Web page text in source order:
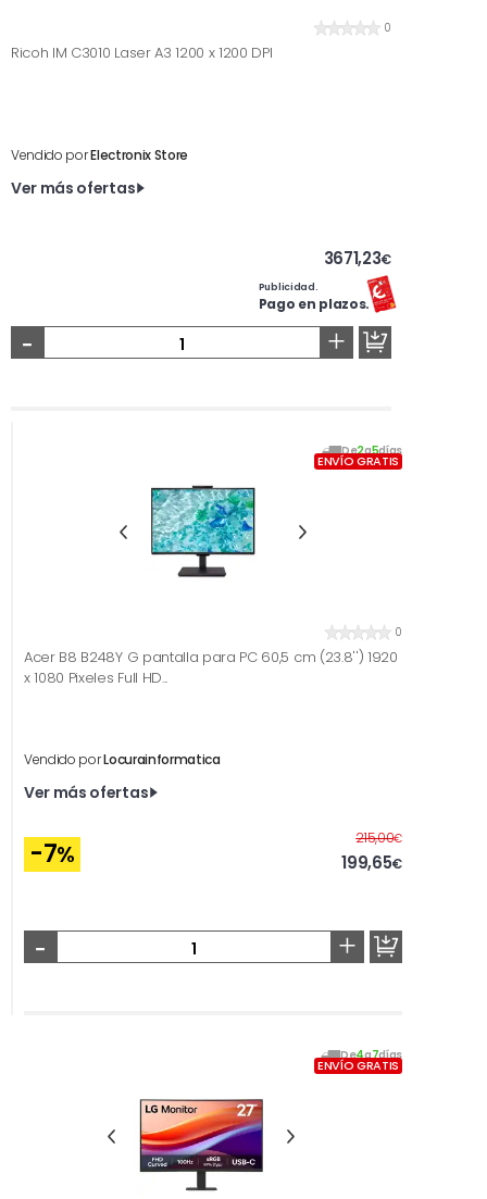
0
Ricoh IM C3010 Laser A3 1200 x 1200 DPI
Vendido porElectronix Store
Ver más ofertas
3671,23€
Publicidad.
Pago en plazos.
- +
De2a5días
ENVÍO GRATIS
0
Acer B8 B248Y G pantalla para PC 60,5 cm (23.8'') 1920
x 1080 Pixeles Full HD...
Vendido porLocurainformatica
Ver más ofertas
-7%
215,00€Antes
199,65€
- +
De4a7días
ENVÍO GRATIS